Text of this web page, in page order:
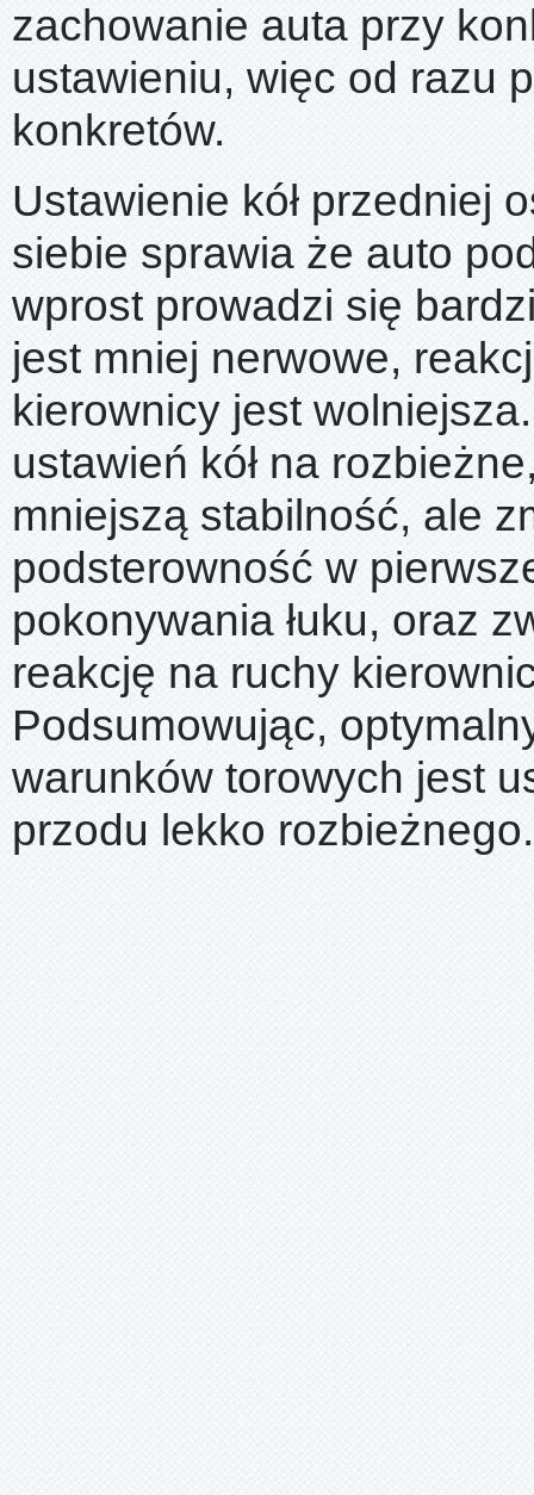
zachowanie auta przy
ustawieniu, więc od razu
konkretów.
Ustawienie kół przedniej
siebie sprawia że auto
wprost prowadzi się
jest mniej nerwowe,
kierownicy jest
ustawień kół na
mniejszą stabilność, ale
podsterowność w
pokonywania łuku, oraz
reakcję na ruchy
Podsumowując,
warunków torowych jest
przodu lekko rozbieżnego.